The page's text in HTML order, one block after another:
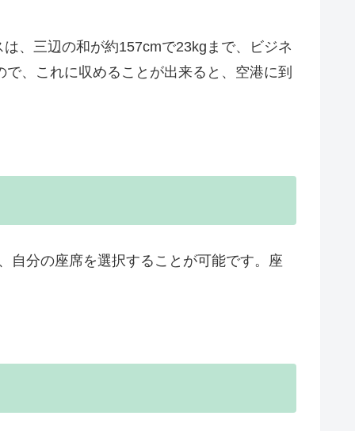
、三辺の和が約157cmで23kgまで、ビジネ
、これに収めることが出来ると、空港に到
自分の座席を選択することが可能です。座